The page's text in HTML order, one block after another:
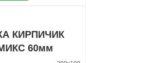
КИРПИЧИК
60мм